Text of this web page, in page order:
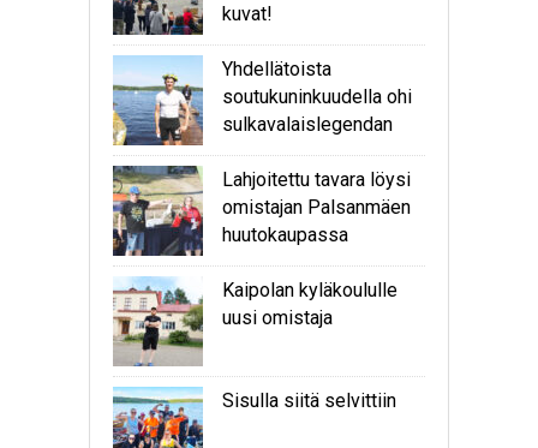
kuvat!
Yhdellätoista
soutukuninkuudella ohi
sulkavalaislegendan
Lahjoitettu tavara löysi
omistajan Palsanmäen
huutokaupassa
Kaipolan kyläkoululle
uusi omistaja
Sisulla siitä selvittiin